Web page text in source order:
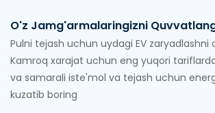
O'z Jamg'armalaringizni
Pulni tejash uchun uydagi EV zaryadlashni
Kamroq xarajat uchun eng yuqori
va samarali iste'mol va tejash uchun
kuzatib boring